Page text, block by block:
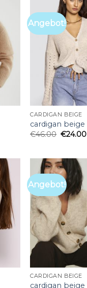
Angebot!
CARDIGAN BEIGE
cardigan beige
€46.00 €24.00
Angebot!
CARDIGAN BEIGE
cardigan beige